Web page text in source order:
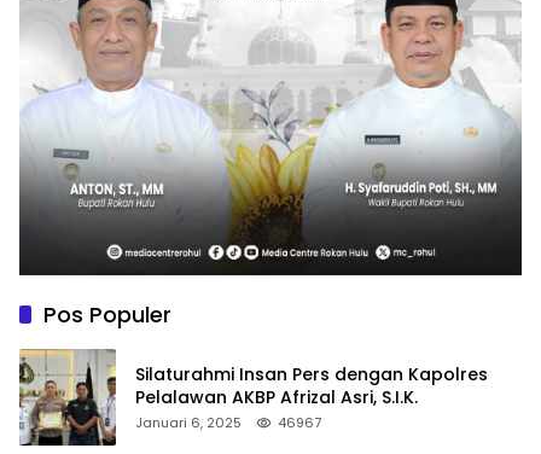
Pos Populer
Silaturahmi Insan Pers dengan Kapolres
Pelalawan AKBP Afrizal Asri, S.I.K.
Januari 6, 2025 46967